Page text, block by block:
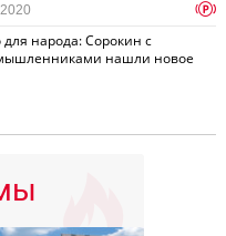
народа: Сорокин с
нашли новое
p